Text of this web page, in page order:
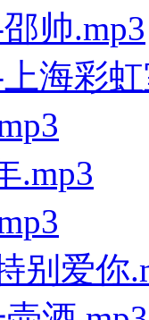
帅.mp3
海彩
.mp3
别爱你